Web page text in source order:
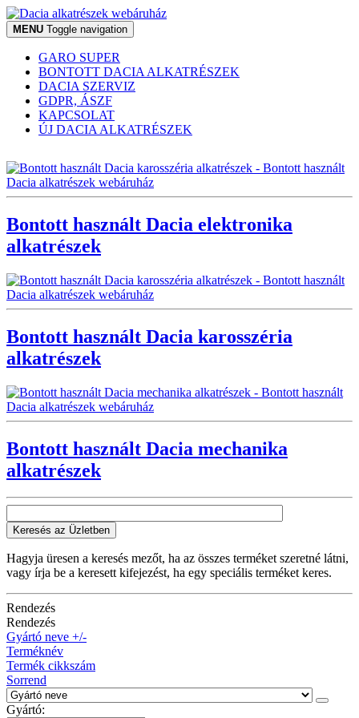
MENU Toggle navigation
GARO SUPER
BONTOTT DACIA ALKATRÉSZEK
DACIA SZERVIZ
GDPR, ÁSZF
KAPCSOLAT
ÚJ DACIA ALKATRÉSZEK
Bontott használt Dacia elektronika
alkatrészek
Bontott használt Dacia karosszéria
alkatrészek
Bontott használt Dacia mechanika
alkatrészek
Keresés az Üzletben
Hagyja üresen a keresés mezőt, ha az összes terméket szeretné látni,
vagy írja be a keresett kifejezést, ha egy speciális terméket keres.
Rendezés
Rendezés
Gyártó neve +/-
Terméknév
Termék cikkszám
Sorrend
Gyártó: